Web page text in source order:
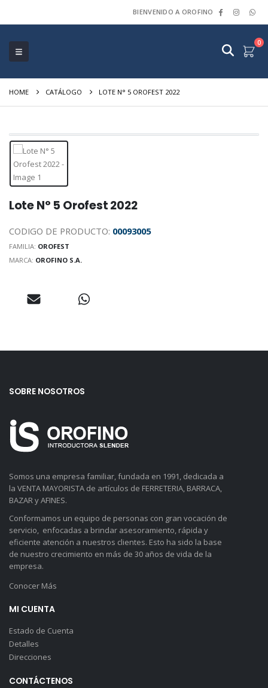
BIENVENIDO A OROFINO
0
HOME CATÁLOGO LOTE N° 5 OROFEST 2022
Lote N° 5 Orofest 2022
CODIGO DE PRODUCTO: 00093005
FAMILIA: OROFEST
MARCA: OROFINO S.A.
SOBRE NOSOTROS
Somos una empresa familiar, fundada en 1991, dedicada a
la VENTA MAYORISTA de artículos de FERRETERIA, BARRACA,
BAZAR y AFINES.
Conformamos un equipo de personas con gran vocación de
servicio, enfocadas a brindar asesoramiento, rápida y
eficiente atención a nuestros clientes. Esto ha sido la base
de nuestro crecimiento en más de 30 años de vida de la
empresa.
Conocer Más
MI CUENTA
Estado de Cuenta
Detalles
Direcciones
CONTÁCTENOS